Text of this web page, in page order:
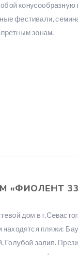
конусообразную
фестивали,
зонам.
«ФИОЛЕНТ
дом в
пляжи:
залив.